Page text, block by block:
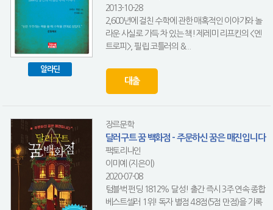
알라딘
2013-10-28
2,600년에 걸친 수학에 관한 매혹적인 이야기와 놀
라운 사실로 가득 차 있는 책! 제레미 리프킨의 <엔
트로피>, 필립 코틀러의 &...
대출
장르문학
달러구트 꿈 백화점 - 주문하신 꿈은 매진입니다
팩토리나인
이미예 (지은이)
2020-07-08
텀블벅 펀딩 1812% 달성! 출간 즉시 3주 연속 종합
베스트셀러 1위! 독자 별점 4.8점(5점 만점)을 기록